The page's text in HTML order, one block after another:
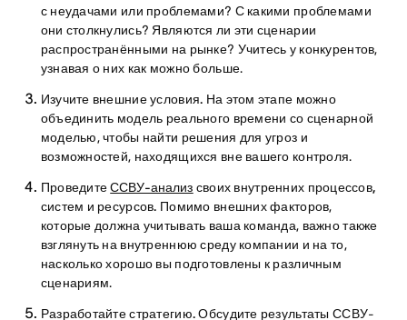
с неудачами или проблемами? С какими проблемами
они столкнулись? Являются ли эти сценарии
распространёнными на рынке? Учитесь у конкурентов,
узнавая о них как можно больше.
Изучите внешние условия. На этом этапе можно
объединить модель реального времени со сценарной
моделью, чтобы найти решения для угроз и
возможностей, находящихся вне вашего контроля.
ПроведитеССВУ-анализ своих внутренних процессов,
систем и ресурсов. Помимо внешних факторов,
которые должна учитывать ваша команда, важно также
взглянуть на внутреннюю среду компании и на то,
насколько хорошо вы подготовлены к различным
сценариям.
Разработайте стратегию.Обсудите результаты ССВУ-